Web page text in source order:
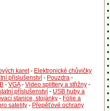
karet- Elektronické chůvičky
příslušenství - Pouzdra -
- VGA- Video splittery a střižny -
příslušenství - USB huby a
stanice, stojánky - Fólie a
satelity - Přepěťové ochrany
•
•
•
•
•
•
•
•
•
•
•
•
•
•
•
•